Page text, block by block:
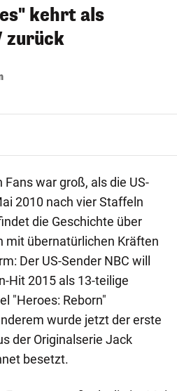
kehrt als
zurück
war groß, als die US-
2010 nach vier Staffeln
die Geschichte über
mit übernatürlichen Kräften
Der US-Sender NBC will
Hit 2015 als 13-teilige
"Heroes: Reborn"
wurde jetzt der erste
der Originalserie Jack
besetzt.